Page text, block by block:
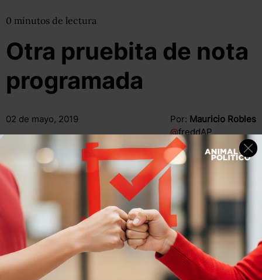
0 minutos de lectura
Otra pruebita de nota
programada
02 de mayo, 2019 Por: Mauricio Robles
@freddAP
Compartir
Compartir Leer después